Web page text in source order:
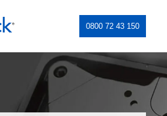
0800 72 43 150